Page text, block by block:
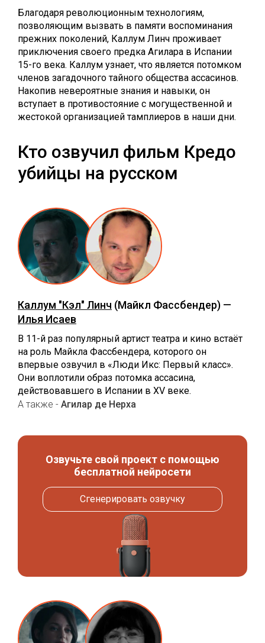
Благодаря революционным технологиям,
позволяющим вызвать в памяти воспоминания
прежних поколений, Каллум Линч проживает
приключения своего предка Агилара в Испании
15-го века. Каллум узнает, что является потомком
членов загадочного тайного общества ассасинов.
Накопив невероятные знания и навыки, он
вступает в противостояние с могущественной и
жестокой организацией тамплиеров в наши дни.
Кто озвучил фильм Кредо
убийцы на русском
Каллум "Кэл" Линч (Майкл Фассбендер) —
Илья Исаев
В 11-й раз популярный артист театра и кино встаёт
на роль Майкла Фассбендера, которого он
впервые озвучил в «Люди Икс: Первый класс».
Они воплотили образ потомка ассасина,
действовавшего в Испании в XV веке.
А также - Агилар де Нерха
Озвучьте свой проект с помощью
бесплатной нейросети
Сгенерировать озвучку